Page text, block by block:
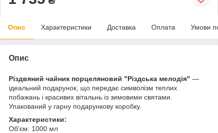
Опис Характеристики Доставка Оплата Умови
Опис
Різдвяний чайник порцеляновий "Різдська мелодія" —
ідеальний подарунок, що передає символізм теплих
побажань і красивих вітальнь із зимовими святами.
Упакований у гарну подарункову коробку.
Характеристики:
Об'єм: 1000 мл